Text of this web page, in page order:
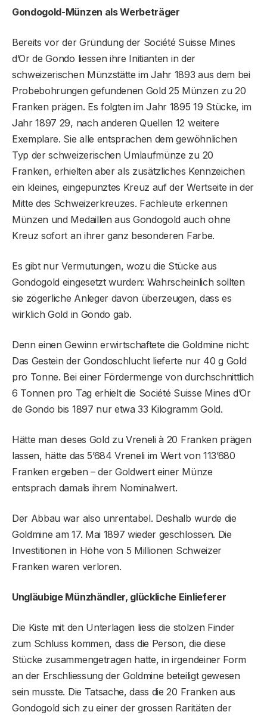
Gondogold-Münzen als Werbeträger
Bereits vor der Gründung der Société Suisse Mines
d’Or de Gondo liessen ihre Initianten in der
schweizerischen Münzstätte im Jahr 1893 aus dem bei
Probebohrungen gefundenen Gold 25 Münzen zu 20
Franken prägen. Es folgten im Jahr 1895 19 Stücke, im
Jahr 1897 29, nach anderen Quellen 12 weitere
Exemplare. Sie alle entsprachen dem gewöhnlichen
Typ der schweizerischen Umlaufmünze zu 20
Franken, erhielten aber als zusätzliches Kennzeichen
ein kleines, eingepunztes Kreuz auf der Wertseite in der
Mitte des Schweizerkreuzes. Fachleute erkennen
Münzen und Medaillen aus Gondogold auch ohne
Kreuz sofort an ihrer ganz besonderen Farbe.
Es gibt nur Vermutungen, wozu die Stücke aus
Gondogold eingesetzt wurden: Wahrscheinlich sollten
sie zögerliche Anleger davon überzeugen, dass es
wirklich Gold in Gondo gab.
Denn einen Gewinn erwirtschaftete die Goldmine nicht:
Das Gestein der Gondoschlucht lieferte nur 40 g Gold
pro Tonne. Bei einer Fördermenge von durchschnittlich
6 Tonnen pro Tag erhielt die Société Suisse Mines d’Or
de Gondo bis 1897 nur etwa 33 Kilogramm Gold.
Hätte man dieses Gold zu Vreneli à 20 Franken prägen
lassen, hätte das 5’684 Vreneli im Wert von 113’680
Franken ergeben – der Goldwert einer Münze
entsprach damals ihrem Nominalwert.
Der Abbau war also unrentabel. Deshalb wurde die
Goldmine am 17. Mai 1897 wieder geschlossen. Die
Investitionen in Höhe von 5 Millionen Schweizer
Franken waren verloren.
Ungläubige Münzhändler, glückliche Einlieferer
Die Kiste mit den Unterlagen liess die stolzen Finder
zum Schluss kommen, dass die Person, die diese
Stücke zusammengetragen hatte, in irgendeiner Form
an der Erschliessung der Goldmine beteiligt gewesen
sein musste. Die Tatsache, dass die 20 Franken aus
Gondogold sich zu einer der grossen Raritäten der